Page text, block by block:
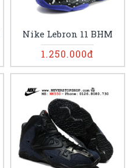
Nike Lebron 11 BHM
1.250.000đ